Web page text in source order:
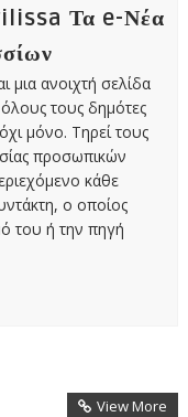
Τα e-Νέα
μια ανοιχτή σελίδα
τους δημότες
μόνο. Τηρεί τους
προσωπικών
κάθε
ο οποίος
του ή την πηγή
View More